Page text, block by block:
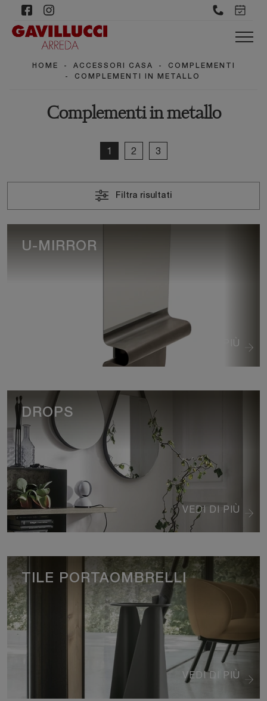
HOME - ACCESSORI CASA -
COMPLEMENTI
-
COMPLEMENTI IN METALLO
Complementi in metallo
1 2 3
Filtra risultati
VEDI DI PIÙ
U-MIRROR
VEDI DI PIÙ
DROPS
VEDI DI PIÙ
TILE PORTAOMBRELLI